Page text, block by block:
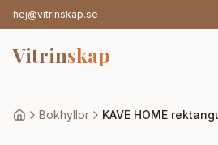
hej@vitrinskap.se
Vitrinskap
Bokhyllor